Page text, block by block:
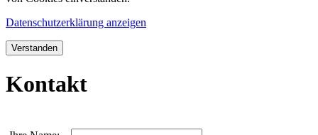
Datenschutzerklärung anzeigen
Verstanden
Kontakt